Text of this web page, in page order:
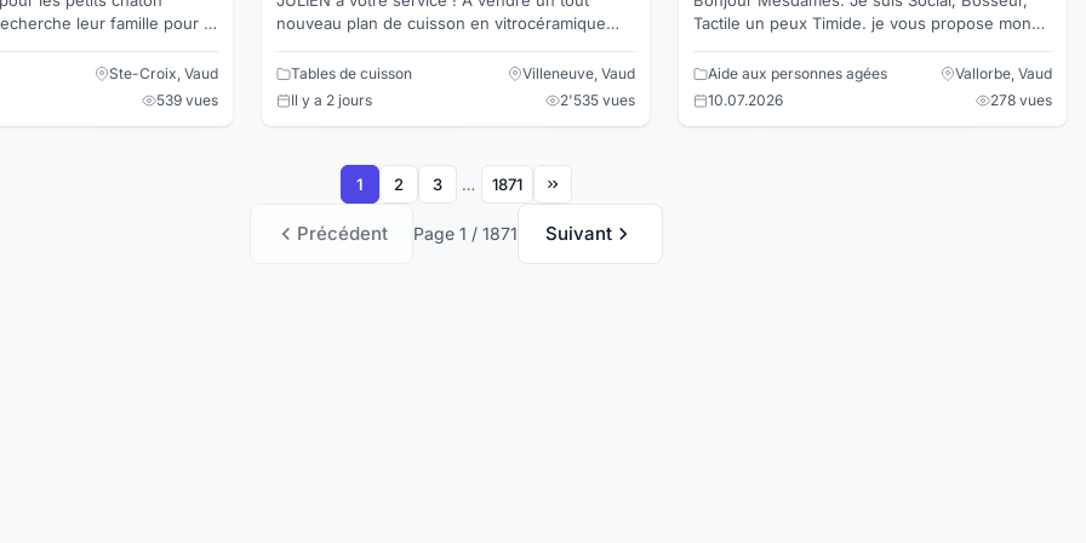
Ste-Croix, Vaud
539 vues
nouveau plan de cuisson en vitrocéramique
avons aus...
Tables de cuisson
Villeneuve, Vaud
Il y a 2 jours
2'535 vues
Tactile un peux Timide. je vous propose mon
velux, balc...
Aide aux personnes agées
Vallorbe, Vaud
10.07.2026
278 vues
Précédent Page 1 / 1871 Suivant
1 2 3 … 1871